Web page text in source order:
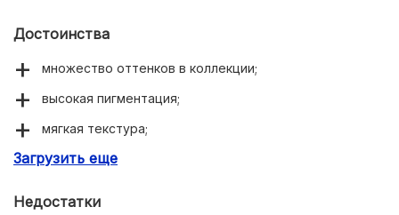
Достоинства
множество оттенков в коллекции;
высокая пигментация;
мягкая текстура;
высокая стойкость;
Загрузить еще
Недостатки